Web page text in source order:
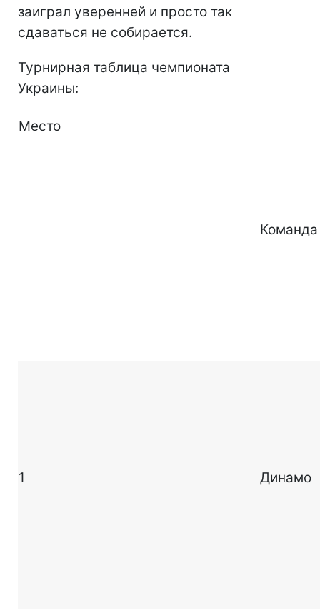
заиграл уверенней и просто так
сдаваться не собирается.
Турнирная таблица чемпионата
Украины:
Место
Команда
1 Динамо